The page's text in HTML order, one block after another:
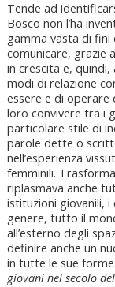
Tende ad
Bosco non l’ha
gamma vasta di
comunicare, grazie
in crescita e,
modi di relazione
essere e di operare
loro convivere tra i
particolare stile di
parole dette o
nell’esperienza
femminili.
riplasmava anche
istituzioni giovanili,
genere, tutto il
all’esterno degli
definire anche un
in tutte le sue
giovani nel secolo